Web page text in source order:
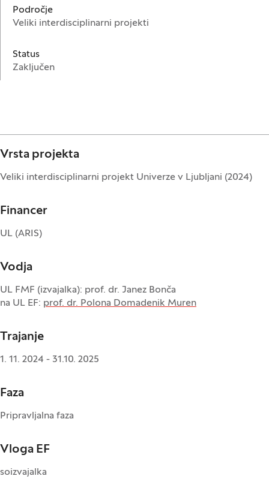
Področje
Veliki interdisciplinarni projekti
Status
Zaključen
Vrsta projekta
Veliki interdisciplinarni projekt Univerze v Ljubljani (2024)
Financer
UL (ARIS)
Vodja
UL FMF (izvajalka): prof. dr. Janez Bonča
na UL EF: prof. dr. Polona Domadenik Muren
Trajanje
1. 11. 2024 - 31.10. 2025
Faza
Pripravljalna faza
Vloga EF
soizvajalka